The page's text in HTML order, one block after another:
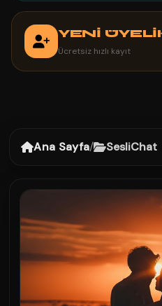
YENİ
Ücretsiz hızlı kayıt
Ana Sayfa/ SesliChat